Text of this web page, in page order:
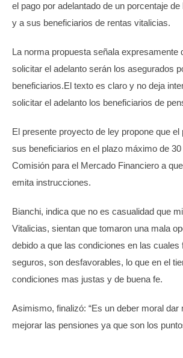
el pago por adelantado de un porcentaje
y a sus beneficiarios de rentas vitalicias.
La norma propuesta señala expresamente
solicitar el adelanto serán los asegurados
beneficiarios.El texto es claro y no deja
solicitar el adelanto los beneficiarios de
El presente proyecto de ley propone que
sus beneficiarios en el plazo máximo de
Comisión para el Mercado Financiero a
emita instrucciones.
Bianchi, indica que no es casualidad que
Vitalicias, sientan que tomaron una mala
debido a que las condiciones en las
seguros, son desfavorables, lo que en el
condiciones mas justas y de buena fe.
Asimismo, finalizó: “Es un deber moral
mejorar las pensiones ya que son los